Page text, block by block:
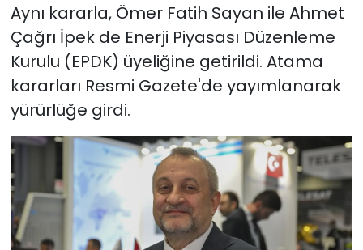
Aynı kararla, Ömer Fatih Sayan ile Ahmet
Çağrı İpek de Enerji Piyasası Düzenleme
Kurulu (EPDK) üyeliğine getirildi. Atama
kararları Resmi Gazete'de yayımlanarak
yürürlüğe girdi.